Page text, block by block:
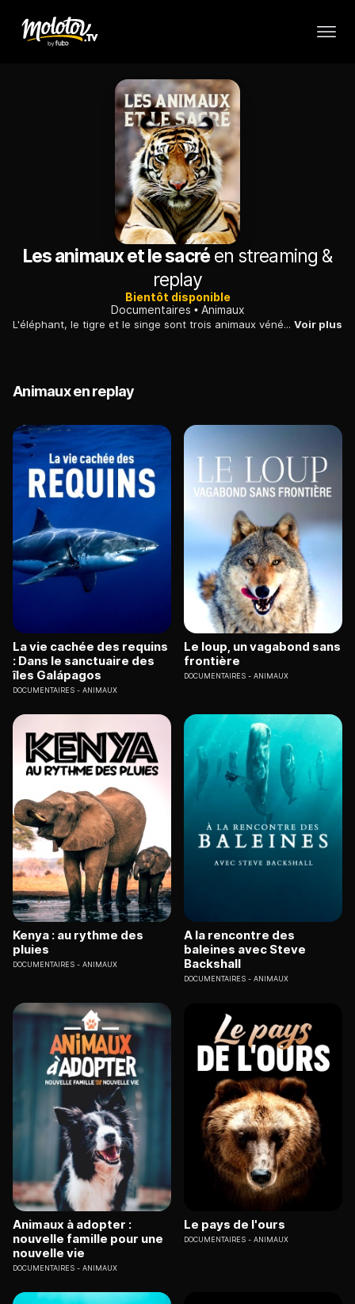
Les animaux et le sacréen streaming &
replay
Bientôt disponible
Documentaires
Animaux
L'éléphant, le tigre et le singe sont trois animaux vénérés par la culture bouddhiste majoritaire en Thaïlande, puisque 95% de la population y pratique cette religion. Voir plus
Animaux en replay
La vie cachée des requins
: Dans le sanctuaire des
îles Galápagos
DOCUMENTAIRES ANIMAUX
Le loup, un vagabond sans
frontière
DOCUMENTAIRES ANIMAUX
Kenya : au rythme des
pluies
DOCUMENTAIRES ANIMAUX
A la rencontre des
baleines avec Steve
Backshall
DOCUMENTAIRES ANIMAUX
Animaux à adopter :
nouvelle famille pour une
nouvelle vie
DOCUMENTAIRES ANIMAUX
Le pays de l'ours
DOCUMENTAIRES ANIMAUX